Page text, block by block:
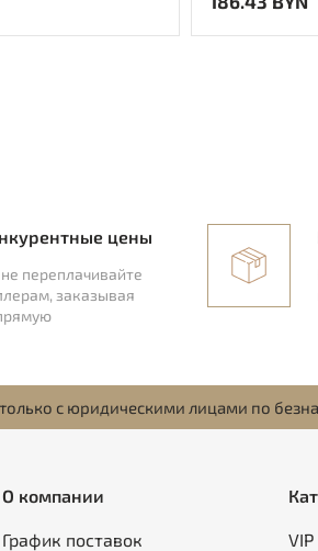
цены
переплачивайте
заказывая
с юридическими лицами по
О компании
График поставок